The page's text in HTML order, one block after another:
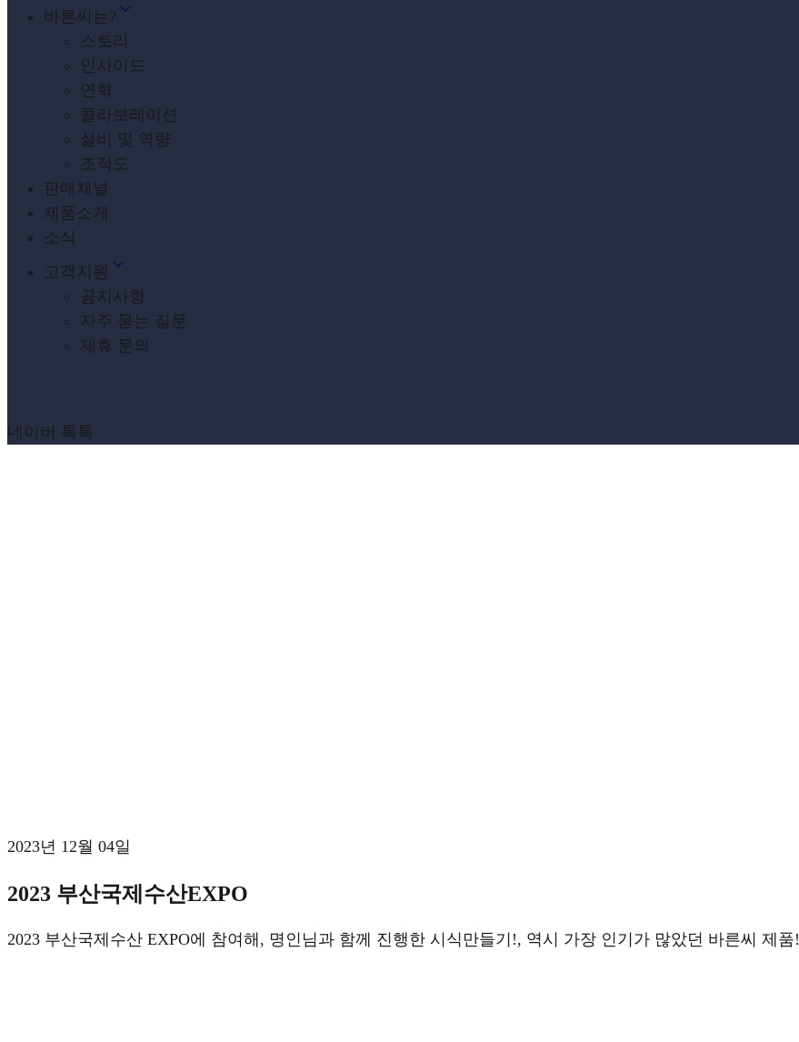
바른씨는?
스토리
인사이드
연혁
콜라보레이션
설비 및 역량
조직도
판매채널
제품소개
소식
고객지원
공지사항
자주 묻는 질문
제휴 문의
네이버 톡톡
2023년 12월 04일
2023 부산국제수산EXPO
2023 부산국제수산 EXPO에 참여해, 명인님과 함께 진행한 시식만들기!, 역시 가장 인기가 많았던 바른씨 제품!